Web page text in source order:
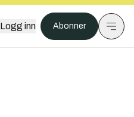
Logg inn Abonner